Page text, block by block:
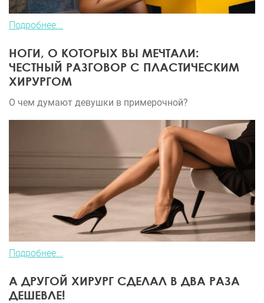
Подробнее...
НОГИ, О КОТОРЫХ ВЫ МЕЧТАЛИ:
ЧЕСТНЫЙ РАЗГОВОР С ПЛАСТИЧЕСКИМ
ХИРУРГОМ
О чем думают девушки в примерочной?
Подробнее...
А ДРУГОЙ ХИРУРГ СДЕЛАЛ В ДВА РАЗА
ДЕШЕВЛЕ!